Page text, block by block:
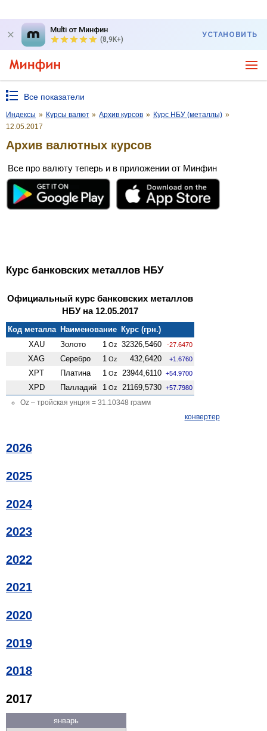
Multi от Минфин
(8,9K+)
УСТАНОВИТЬ
Все показатели
Индексы » Курсы валют » Архив курсов » Курс НБУ (металлы) »
12.05.2017
Архив валютных курсов
Все про валюту теперь и в приложении от Минфин
Курс банковских металлов НБУ
Официальный курс банковских металлов
НБУ на 12.05.2017
Код металла Наименование Курс (грн.)
XAU
Золото 1 Oz 32326,5460 -27.6470
XAG Серебро 1 Oz 432,6420 +1.6760
XPT Платина 1 Oz 23944,6110 +54.9700
XPD Палладий 1 Oz 21169,5730 +57.7980
Oz – тройская унция = 31.10348 грамм
конвертер
2026
2025
2024
2023
2022
2021
2020
2019
2018
2017
январь